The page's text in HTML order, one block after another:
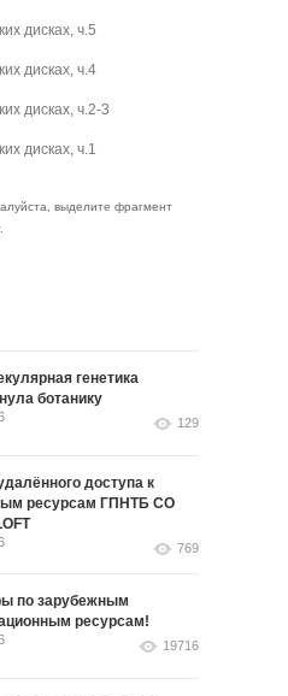
дисках, ч.5
дисках, ч.4
дисках, ч.2-3
дисках, ч.1
выделите фрагмент
.
генетика
ботанику
129
доступа к
ресурсам ГПНТБ СО
769
по зарубежным
ресурсам!
19716